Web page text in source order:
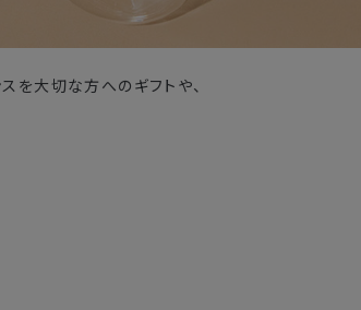
を大切な方へのギフトや、